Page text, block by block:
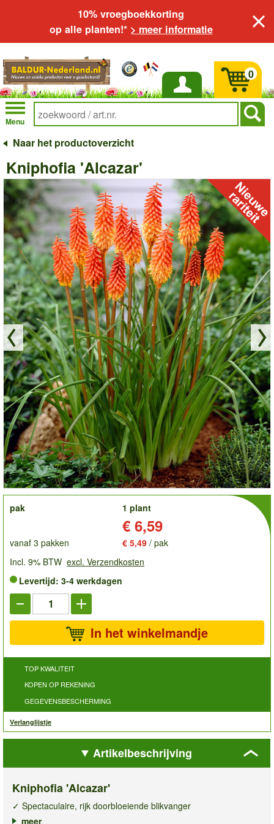
10% vroegboekkorting
op alle planten!* > meer informatie
Inloggen
Menu
0
Naar het productoverzicht
Kniphofia 'Alcazar'
order
pak
1 plant
€ 6,59
vanaf 3 pakken € 5,49 / pak
Incl. 9% BTW excl. Verzendkosten
Levertijd: 3-4 werkdagen
In het winkelmandje
TOP KWALITEIT
KOPEN OP REKENING
GEGEVENSBESCHERMING
Verlanglijstje
Artikelbeschrijving
Kniphofia 'Alcazar'
✓ Spectaculaire, rijk doorbloeiende blikvanger
✓ Bloemen als stralende fakkels
meer